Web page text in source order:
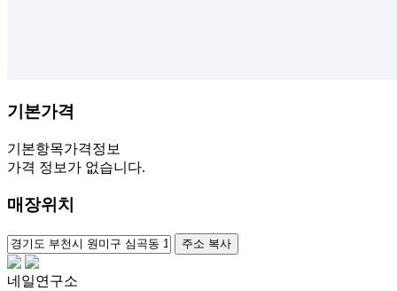
기본가격
기본항목가격정보
가격 정보가 없습니다.
매장위치
주소 복사
네일연구소